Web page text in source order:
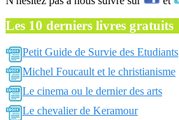
Les 10 derniers livres gratuits
Petit Guide de Survie des Etudiants
Michel Foucault et le christianisme
Le cinema ou le dernier des arts
Le chevalier de Keramour